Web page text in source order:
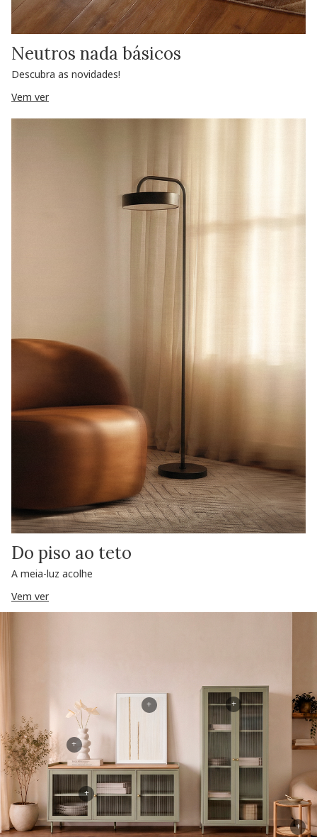
Neutros nada básicos
Descubra as novidades!
Vem ver
Do piso ao teto
A meia-luz acolhe
Vem ver
+
+
+
+
+